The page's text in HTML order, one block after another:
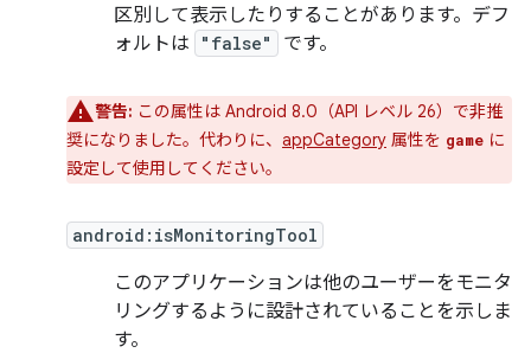
区別して表示したりすることがあります。デフ
ォルトは
"false" です。
警告: この属性は Android 8.0（API レベル 26）で非推
奨になりました。代わりに、 appCategory 属性を game に
設定して使用してください。
android:isMonitoringTool
このアプリケーションは他のユーザーをモニタ
リングするように設計されていることを示しま
す。